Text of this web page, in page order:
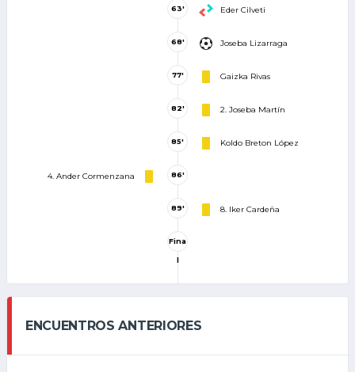
Eder Cilveti
63'
Joseba Lizarraga
68'
Gaizka Rivas
77'
2. Joseba Martín
82'
Koldo Breton López
85'
4. Ander Cormenzana 86'
8. Iker Cardeña
89'
Fina
l
ENCUENTROS ANTERIORES